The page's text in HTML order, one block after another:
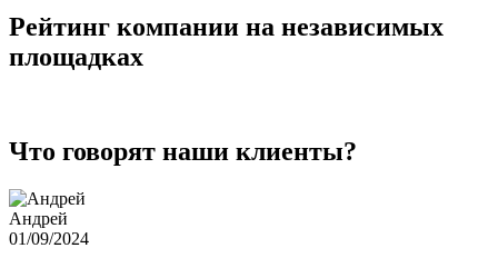
Рейтинг компании на независимых
площадках
Что говорят наши клиенты?
Андрей
01/09/2024